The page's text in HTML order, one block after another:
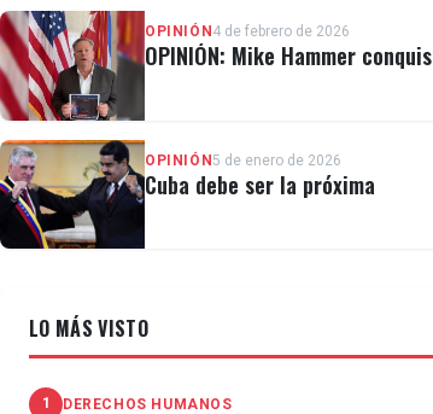
OPINIÓN 4 de febrero de 2026
OPINIÓN: Mike Hammer
OPINIÓN5 de enero de 2026
Cuba debe ser la próxima
LO MÁS VISTO
1 DERECHOS HUMANOS